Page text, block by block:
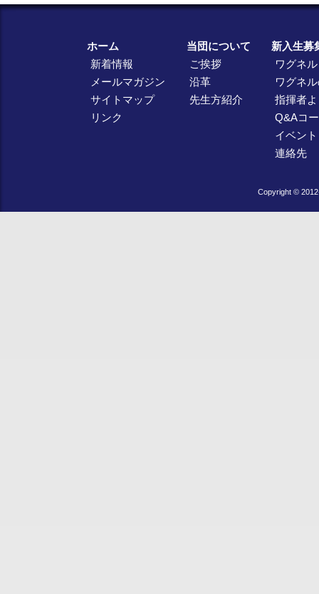
ホーム
新着情報
メールマガジン
サイトマップ
リンク
当団について
ご挨拶
沿革
先生方紹介
新入生募
ワグネ
ワグネ
指揮者
Q&Aコ
イベン
連絡先
Copyright ©